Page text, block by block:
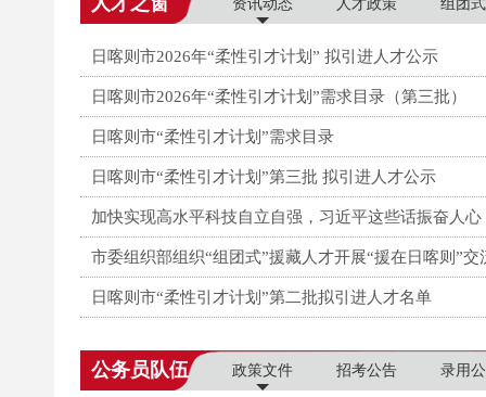
资讯动态 人才政策 组团
日喀则市2026年“柔性引才计划” 拟引进人才公示
日喀则市2026年“柔性引才计划”需求目录（第三批）
日喀则市“柔性引才计划”需求目录
日喀则市“柔性引才计划”第三批 拟引进人才公示
加快实现高水平科技自立自强，习近平这些话振奋人心
市委组织部组织“组团式”援藏人才开展“援在日喀则”交
日喀则市“柔性引才计划”第二批拟引进人才名单
公务员队伍 政策文件 招考公告 录用